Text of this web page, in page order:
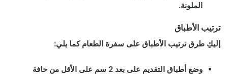
الملونة.
ترتيب الأطباق
إليكِ طرق ترتيب الأطباق على سفرة الطعام كما يلي:
وضع أطباق التقديم على بعد 2 سم على الأقل من حافة